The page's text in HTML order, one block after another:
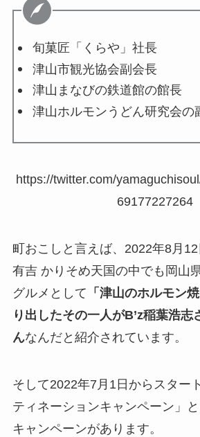
旬菓匠「くらや」社長
津山市観光協会副会長
津山まなびの鉄道館の館長
津山ホルモンうどん研究会の
https://twitter.com/
69177227264
町おこしと言えば、2022年8月
有吉 かりそめ天国の中でも岡山
グルメとして 「津山のホルモン
り出したその一人がB’z稲葉浩志
んなんだと紹介されています。
そして2022年7月1日からスター
ティネーションキャンペーン」
キャンペーンがあります。